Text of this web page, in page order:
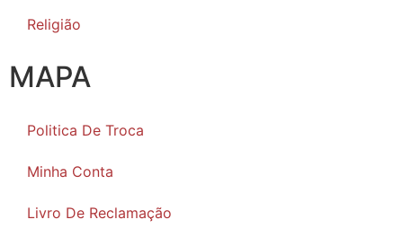
Religião
MAPA
Politica De Troca
Minha Conta
Livro De Reclamação